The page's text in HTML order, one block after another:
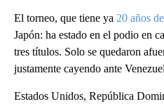
El torneo, que tiene ya 20 años
Japón: ha estado en el podio en
tres títulos. Solo se quedaron
justamente cayendo ante
Estados Unidos, República